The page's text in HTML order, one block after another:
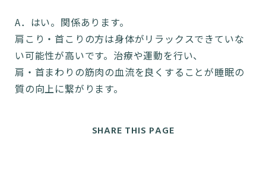
A．はい。関係あります。
肩こり・首こりの方は身体がリラックスできていな
い可能性が高いです。治療や運動を行い、
肩・首まわりの筋肉の血流を良くすることが睡眠の
質の向上に繋がります。
SHARE THIS PAGE